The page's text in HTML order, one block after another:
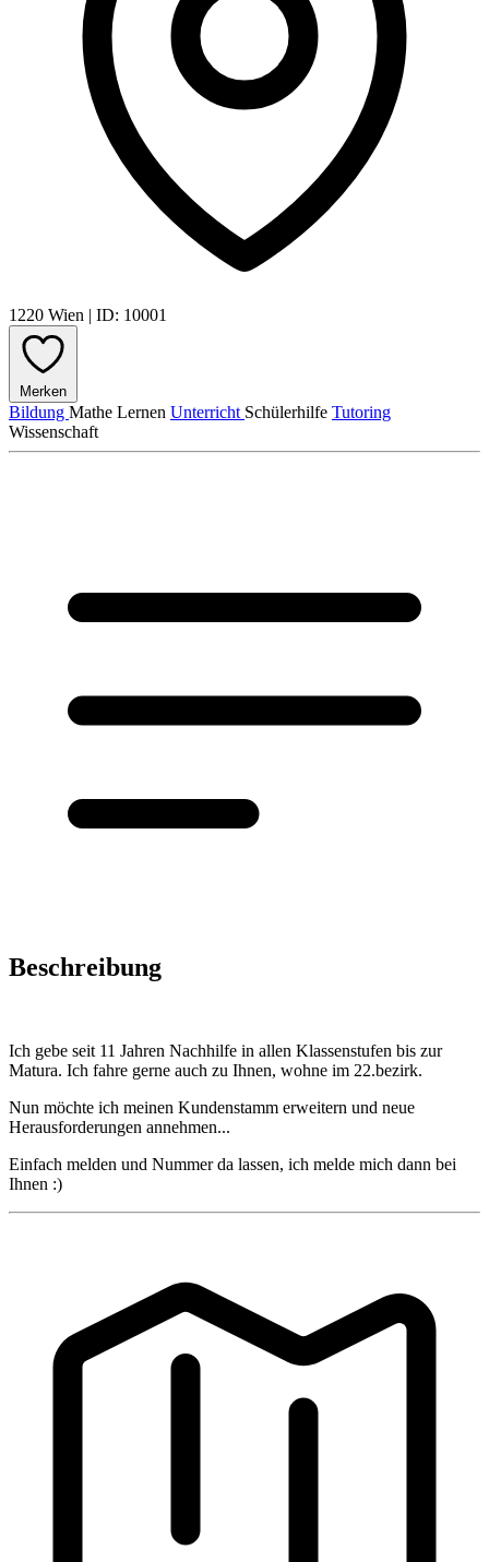
1220 Wien | ID: 10001
Merken
Bildung Mathe Lernen Unterricht Schülerhilfe Tutoring
Wissenschaft
Beschreibung
Ich gebe seit 11 Jahren Nachhilfe in allen Klassenstufen bis zur
Matura. Ich fahre gerne auch zu Ihnen, wohne im 22.bezirk.
Nun möchte ich meinen Kundenstamm erweitern und neue
Herausforderungen annehmen...
Einfach melden und Nummer da lassen, ich melde mich dann bei
Ihnen :)